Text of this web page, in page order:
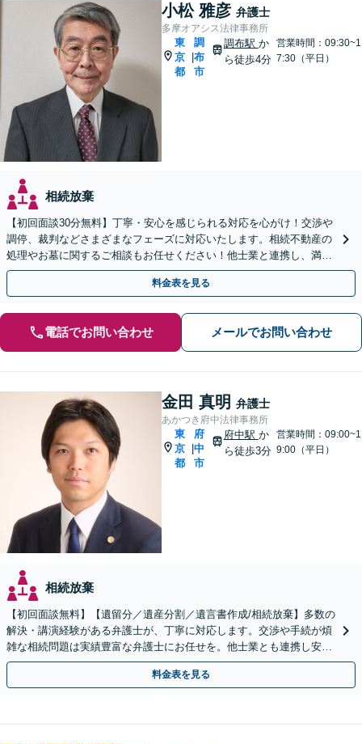
小松 雅彦 弁護士
多摩オアシス法律事務所
東
京
都
調
布
市
調布駅 か
ら徒歩4分
営業時間：09:30~1
7:30（平日）
相続放棄
【初回面談30分無料】丁寧・安心を感じられる対応を心がけ！交渉や
調停、裁判などさまざまなフェーズに対応いたします。相続不動産の
処理やお墓に関するご相談もお任せください！他士業と連携し、満足
度の高い相続の実現を目指します【弁護士歴40年以上】
料金表を見る
電話でお問い合わせ メールでお問い合わせ
金田 真明 弁護士
あかつき府中法律事務所
東
京
都
府
中
市
府中駅 か
ら徒歩3分
営業時間：09:00~1
9:00（平日）
相続放棄
【初回面談無料】【遺留分／遺産分割／遺言書作成/相続放棄】多数の
解決・講演経験がある弁護士が、丁寧に対応します。交渉や手続が煩
雑な相続問題は実績豊富な弁護士にお任せを。他士業とも連携し安
心・スピード解決！【府中駅3分】
料金表を見る